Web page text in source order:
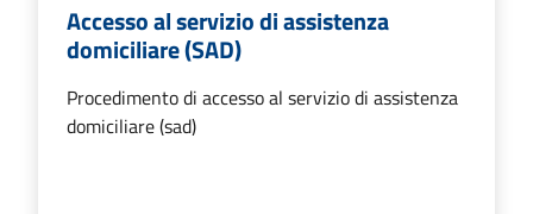
Accesso al servizio di assistenza
domiciliare (SAD)
Procedimento di accesso al servizio di assistenza
domiciliare (sad)